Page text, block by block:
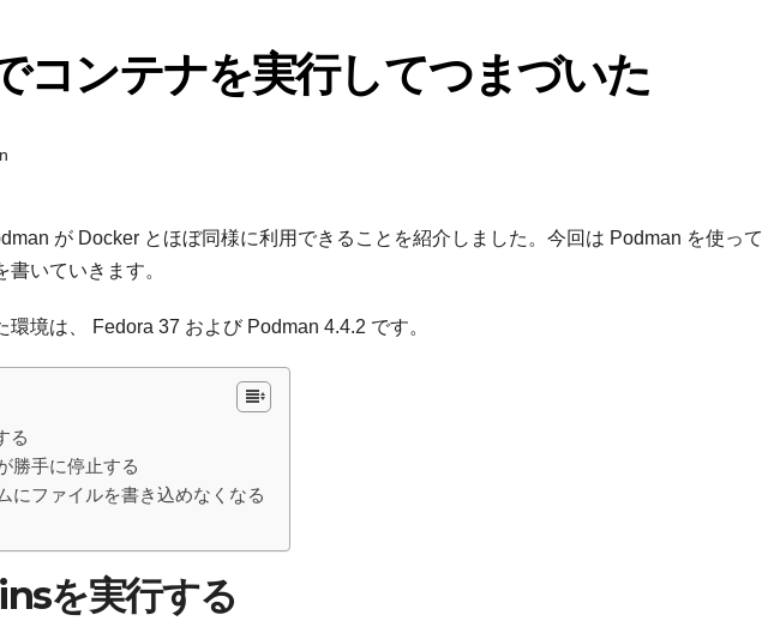
ンテナを実行してつまづいた
が Docker とほぼ同様に利用できることを紹介しました。今回は Podman を使って
いていきます。
境は、 Fedora 37 および Podman 4.4.2 です。
る
勝手に停止する
にファイルを書き込めなくなる
を実行する